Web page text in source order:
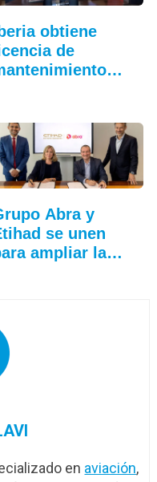
obtiene
de
Abra y
se unen
ampliar la…
en aviación,